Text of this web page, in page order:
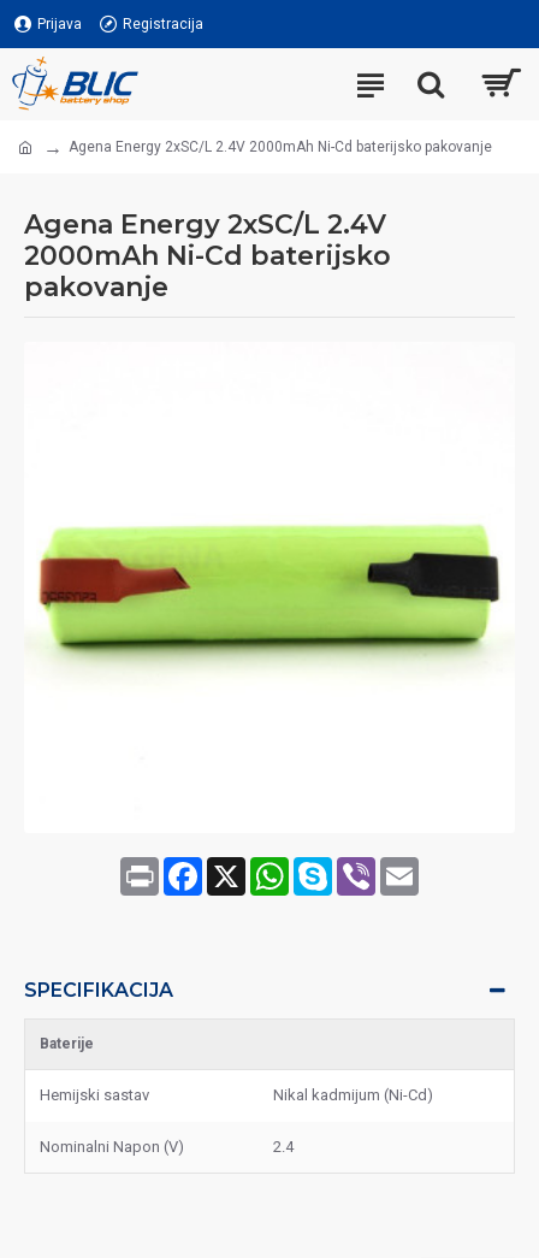
Prijava Registracija
Agena Energy 2xSC/L 2.4V 2000mAh Ni-Cd baterijsko pakovanje
Agena Energy 2xSC/L 2.4V
2000mAh Ni-Cd baterijsko
pakovanje
Print Facebook
X WhatsApp
SkypeViberEmail
SPECIFIKACIJA
Baterije
Hemijski sastav Nikal kadmijum (Ni-Cd)
Nominalni Napon (V) 2.4